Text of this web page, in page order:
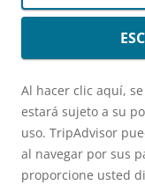
Al hacer clic aquí,
estará sujeto a su
uso. TripAdvisor
al navegar por sus
proporcione usted